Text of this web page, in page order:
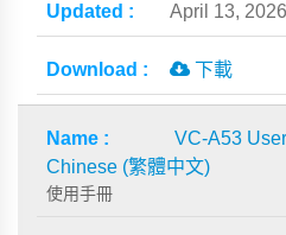
April 13, 2026
下載
VC-A53
Chinese (繁體中文)
使用手冊